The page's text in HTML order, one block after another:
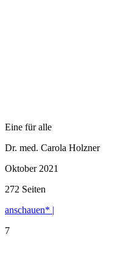
Eine für alle
Dr. med. Carola Holzner
Oktober 2021
272 Seiten
anschauen* |
7